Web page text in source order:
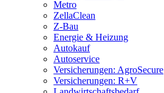
Metro
ZellaClean
Z-Bau
Energie & Heizung
Autokauf
Autoservice
Versicherungen: AgroSecure
Versicherungen: R+V